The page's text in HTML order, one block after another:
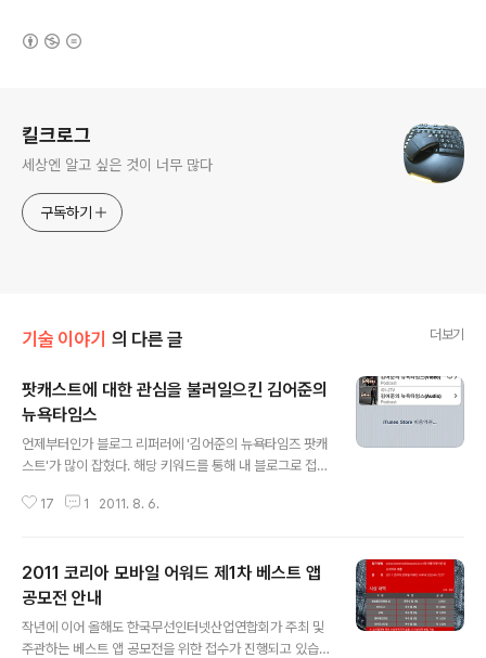
킬크로그
세상엔 알고 싶은 것이 너무 많다
구독하기
기술 이야기 의 다른 글 더보기
팟캐스트에 대한 관심을 불러일으킨 김어준의
뉴욕타임스
언제부터인가 블로그 리퍼러에 '김어준의 뉴욕타임즈 팟캐
스트'가 많이 잡혔다. 해당 키워드를 통해 내 블로그로 접속
어를 통해 유입이 있었다. 팟캐스트(Podcast)는 개인적으
발견한 기술이었다. 이 블로그의 자체검색을 통해 Podca
st라고 입력하면 많은 관련 글들을 만날 수 있다. 이 블로그
에는 초기부터 팟캐스트에 대한 글들이 많았는데, 2008년
을 정점으로 내용이 줄어들었다. 팟캐스트는 음성이나 비
17 1 2011. 8. 6.
2011 코리아 모바일 어워드 제1차 베스트 앱
공모전 안내
작년에 이어 올해도 한국무선인터넷산업연합회가 주최 및
주관하는 베스트 앱 공모전을 위한 접수가 진행되고 있습